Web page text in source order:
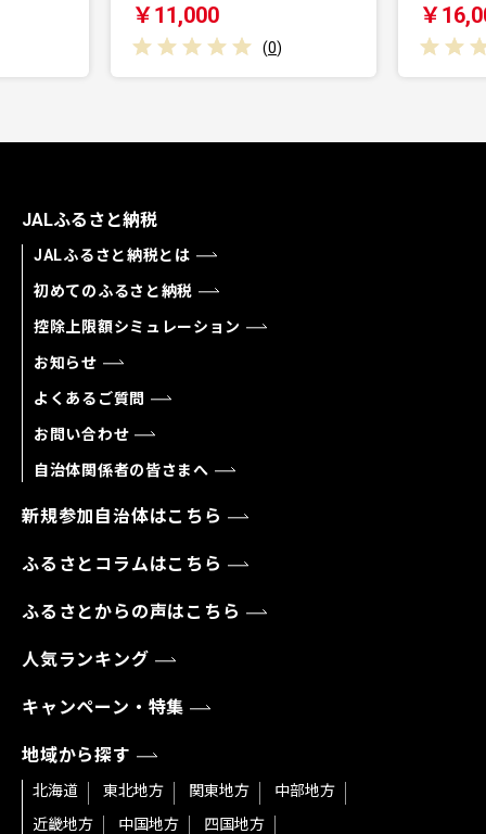
￥11,000
(0 )
￥16,000
JALふるさと納税
JALふるさと納税とは
初めてのふるさと納税
控除上限額シミュレーション
お知らせ
よくあるご質問
お問い合わせ
自治体関係者の皆さまへ
新規参加自治体はこちら
ふるさとコラムはこちら
ふるさとからの声はこちら
人気ランキング
キャンペーン・特集
地域から探す
北海道 東北地方 関東地方
中部地方
近畿地方
中国地方
四国地方